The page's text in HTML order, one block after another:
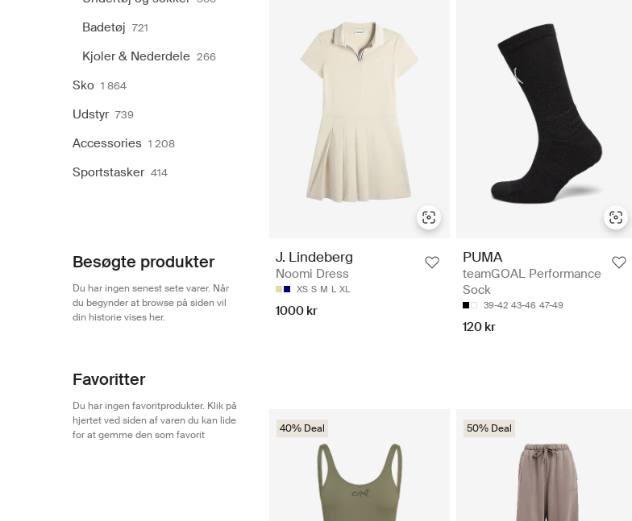
Badetøj 721
Kjoler & Nederdele 266
Sko 1 864
Udstyr 739
Accessories 1 208
Sportstasker 414
Besøgte produkter
Du har ingen senest sete varer. Når
du begynder at browse på siden vil
din historie vises her.
Favoritter
Du har ingen favoritprodukter. Klik på
hjertet ved siden af varen du kan lide
for at gemme den som favorit
J. Lindeberg
Noomi Dress
XS S M L XL
1000 kr
PUMA
teamGOAL Performance
Sock
39-42 43-46 47-49
120 kr
40% Deal 50% Deal